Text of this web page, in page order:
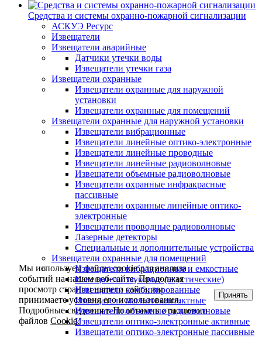
Средства и системы охранно-пожарной сигнализации
АСКУЭ Ресурс
Извещатели
Извещатели аварийные
Датчики утечки воды
Извещатели утечки газа
Извещатели охранные
Извещатели охранные для наружной
установки
Извещатели охранные для помещений
Извещатели охранные для наружной установки
Извещатели вибрационные
Извещатели линейные оптико-электронные
Извещатели линейные проводные
Извещатели линейные радиоволновые
Извещатели объемные радиоволновые
Извещатели охранные инфракрасные
пассивные
Извещатели охранные линейные оптико-
электронные
Извещатели проводные радиоволновые
Лазерные детекторы
Специальные и дополнительные устройства
Извещатели охранные для помещений
Извещатели вибрационные и емкостные
Извещатели звуковые (акустические)
Извещатели комбинированные
Извещатели магнитоконтактные
Извещатели объемные радиоволновые
Извещатели оптико-электронные активные
Извещатели оптико-электронные пассивные
Мы используем файлы cookie для анализа
событий на нашем веб-сайте. Продолжая
просмотр страниц нашего сайта, вы
принимаете условия его использования.
Подробные сведения в Политике в отношении
файловCookie.
Принять